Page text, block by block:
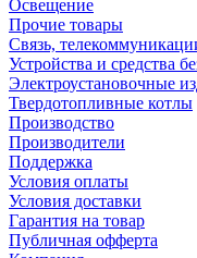
Освещение
Прочие товары
Связь,
Устройства и средства
Электроустановочные
Твердотопливные котлы
Производство
Производители
Поддержка
Условия оплаты
Условия доставки
Гарантия на товар
Публичная офферта